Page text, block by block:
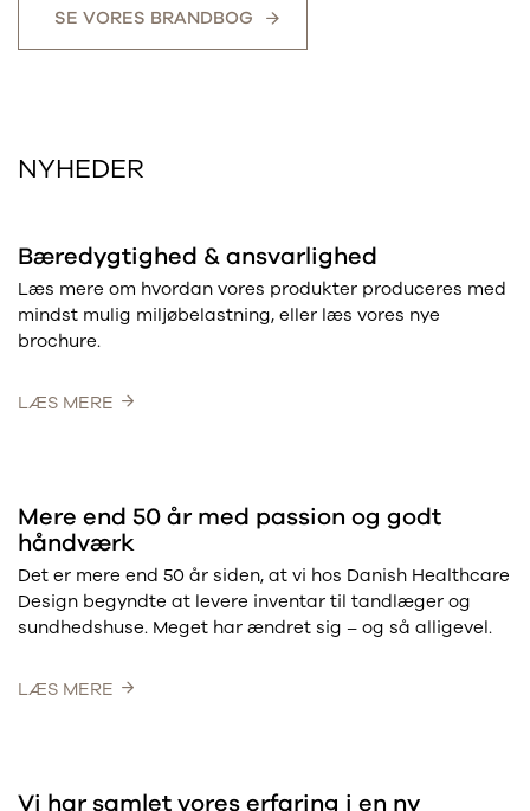
SE VORES BRANDBOG
NYHEDER
Bæredygtighed & ansvarlighed
Læs mere om hvordan vores produkter produceres med
mindst mulig miljøbelastning, eller læs vores nye
brochure.
LÆS MERE
Mere end 50 år med passion og godt
håndværk
Det er mere end 50 år siden, at vi hos Danish Healthcare
Design begyndte at levere inventar til tandlæger og
sundhedshuse. Meget har ændret sig – og så alligevel.
LÆS MERE
Vi har samlet vores erfaring i en ny